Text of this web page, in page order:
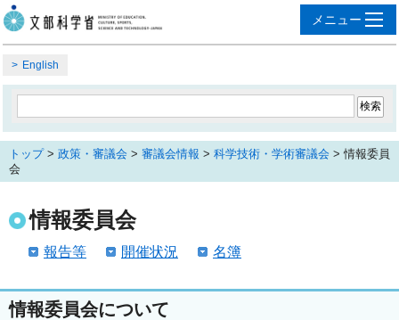
English
トップ> 政策・審議会 > 審議会情報 > 科学技術・学術審議会 > 情報委員
会
情報委員会
報告等 開催状況 名簿
情報委員会について